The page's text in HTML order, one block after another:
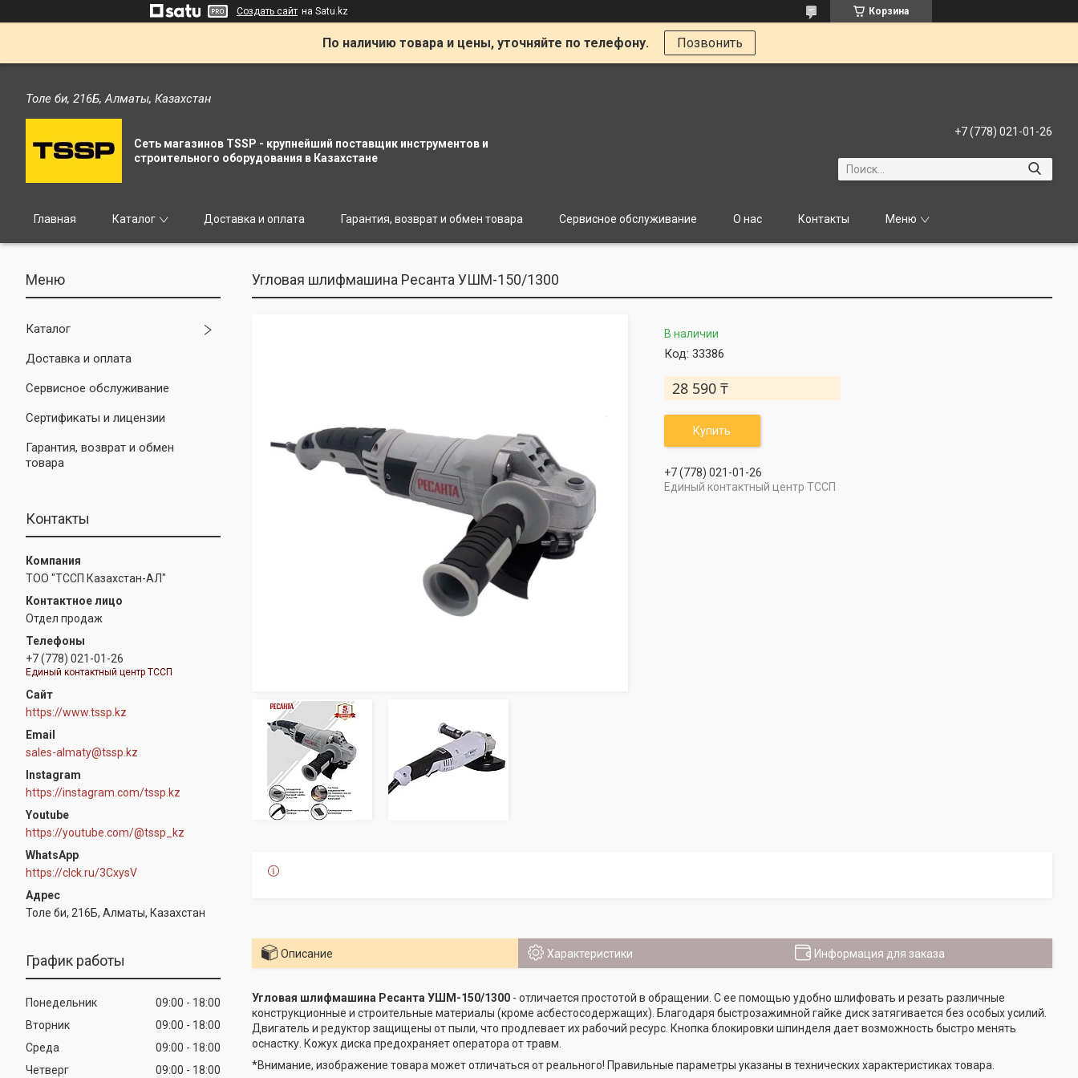
Создать сайт на Satu.kz Корзина
По наличию товара и цены, уточняйте по телефону. Позвонить
Толе би, 216Б, Алматы, Казахстан
Сеть магазинов TSSP - крупнейший поставщик инструментов и
строительного оборудования в Казахстане
+7 (778) 021-01-26
Главная Каталог Доставка и оплата Гарантия, возврат и обмен товара Сервисное обслуживание О нас Контакты Меню
Каталог
Доставка и оплата
Сервисное обслуживание
Сертификаты и лицензии
Гарантия, возврат и обмен
товара
Контакты
ТОО "ТССП Казахстан-АЛ"
Отдел продаж
+7 (778) 021-01-26
Единый контактный центр ТССП
https://www.tssp.kz
sales-almaty@tssp.kz
Instagram
https://instagram.com/tssp.kz
Youtube
https://youtube.com/@tssp_kz
WhatsApp
https://clck.ru/3CxysV
Толе би, 216Б, Алматы, Казахстан
График работы
Понедельник 09:00
18:00
Вторник
09:00
18:00
Среда
09:00
18:00
Четверг
09:00 18:00
Угловая шлифмашина Ресанта УШМ-150/1300
В наличии
Код: 33386
28 590 ₸
Купить
+7 (778) 021-01-26
Единый контактный центр ТССП
Описание Характеристики Информация для заказа
Угловая шлифмашина Ресанта УШМ-150/1300- отличается простотой в обращении. С ее помощью удобно шлифовать и резать различные
конструкционные и строительные материалы (кроме асбестосодержащих). Благодаря быстрозажимной гайке диск затягивается без особых усилий.
Двигатель и редуктор защищены от пыли, что продлевает их рабочий ресурс. Кнопка блокировки шпинделя дает возможность быстро менять
оснастку. Кожух диска предохраняет оператора от травм.
*Внимание, изображение товара может отличаться от реального! Правильные параметры указаны в технических характеристиках товара.